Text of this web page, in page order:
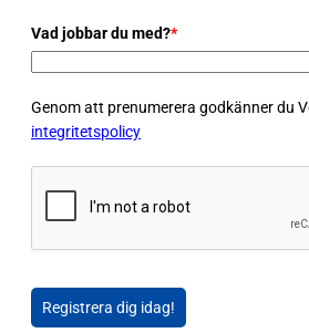
Vad jobbar du med?*
Genom att prenumerera godkänner du
integritetspolicy
Registrera dig idag!